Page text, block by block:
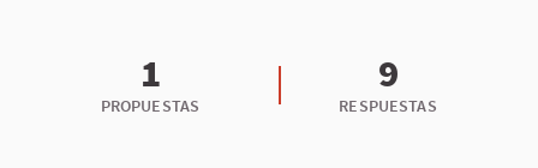
1
PROPUESTAS
9
RESPUESTAS